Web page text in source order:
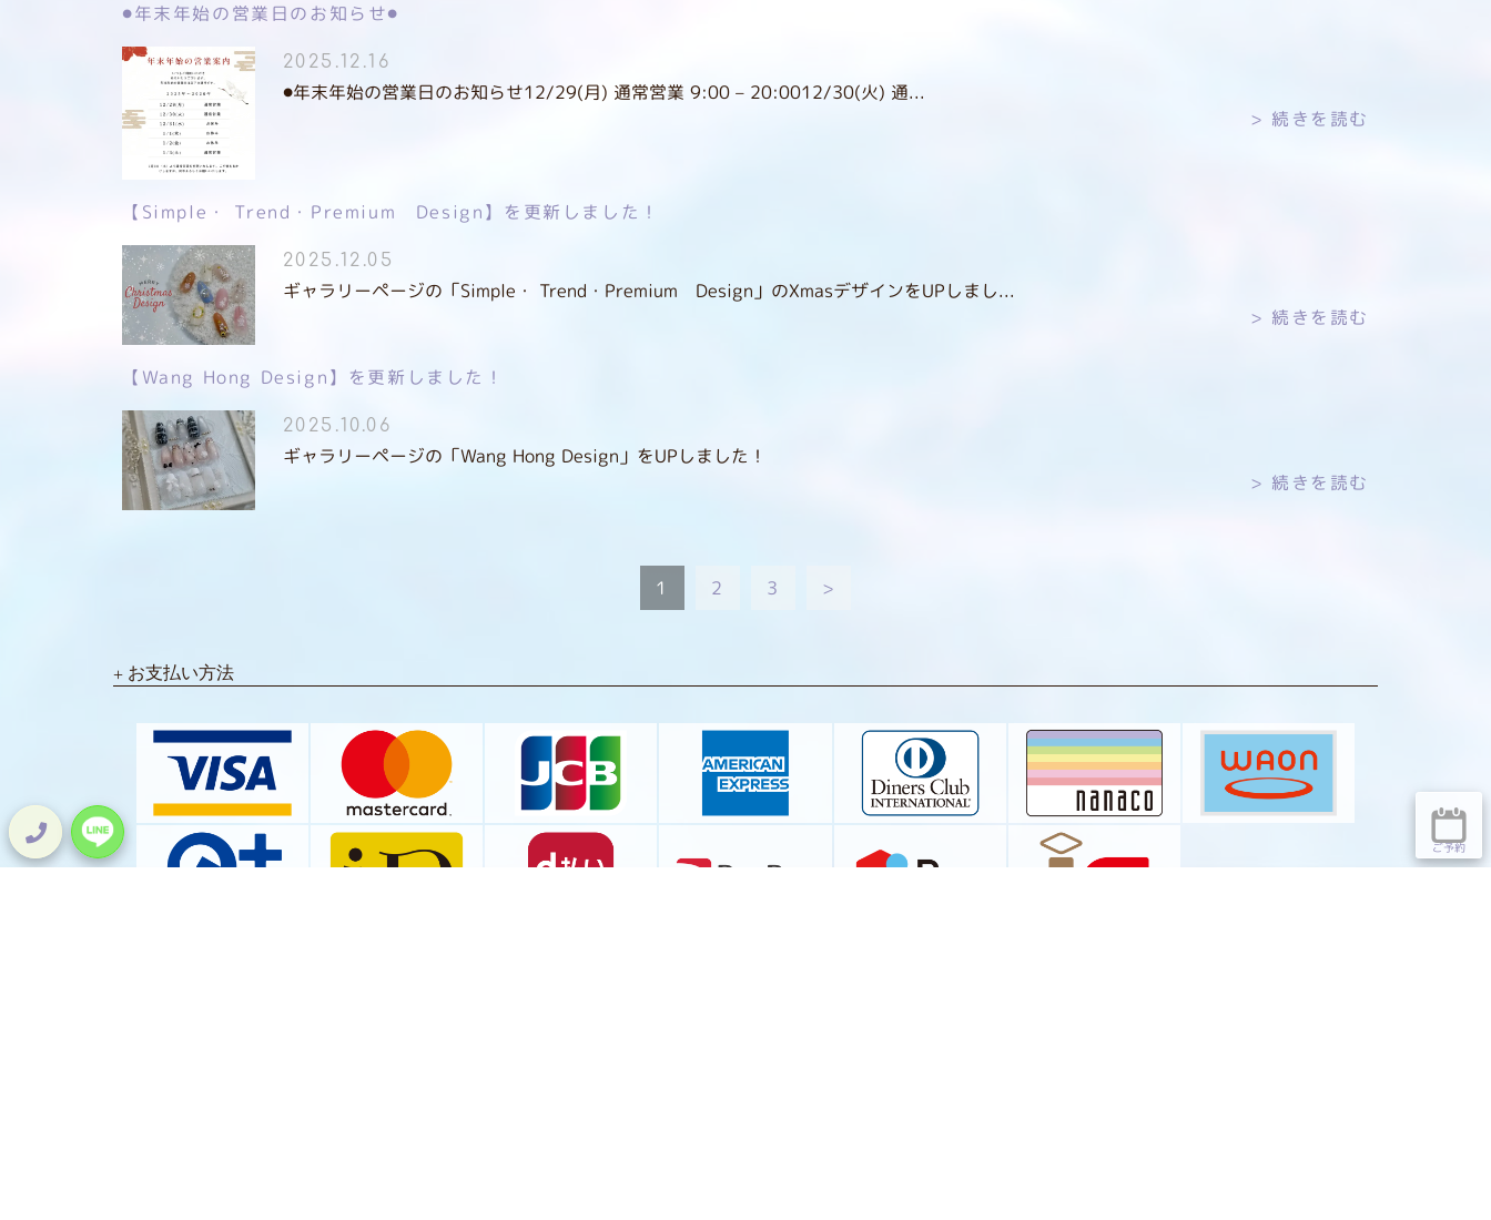
⚫︎年末年始の営業日のお知らせ⚫︎
2025.12.16
⚫︎年末年始の営業日のお知らせ12/29(月) 通常営業 9:00 – 20:0012/30(火) 通...
続きを読む
【Simple・ Trend・Premium Design】を更新しました！
2025.12.05
ギャラリーページの「Simple・ Trend・Premium Design」のXmasデザインをUPしまし...
続きを読む
【Wang Hong Design】を更新しました！
2025.10.06
ギャラリーページの「Wang Hong Design」をUPしました！
続きを読む
1 2 3 >
お支払い方法
ご予約